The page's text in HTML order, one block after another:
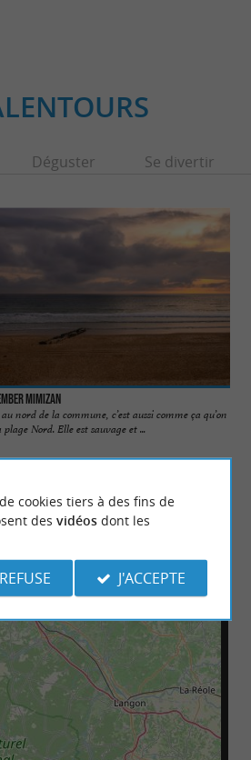
Déguster Se divertir
Mimizan
nord de la commune, c’est aussi comme ça qu’on
plage Nord. Elle est sauvage et ...
cookies tiers à des fins de
des vidéosdont les
J'ACCEPTE